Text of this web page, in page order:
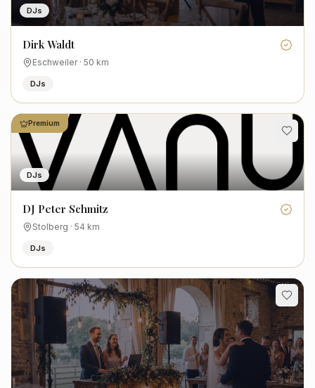
DJs
Dirk Waldt
Eschweiler· 50 km
DJs
DJs
Premium
DJ Peter Schmitz
Stolberg · 54 km
DJs